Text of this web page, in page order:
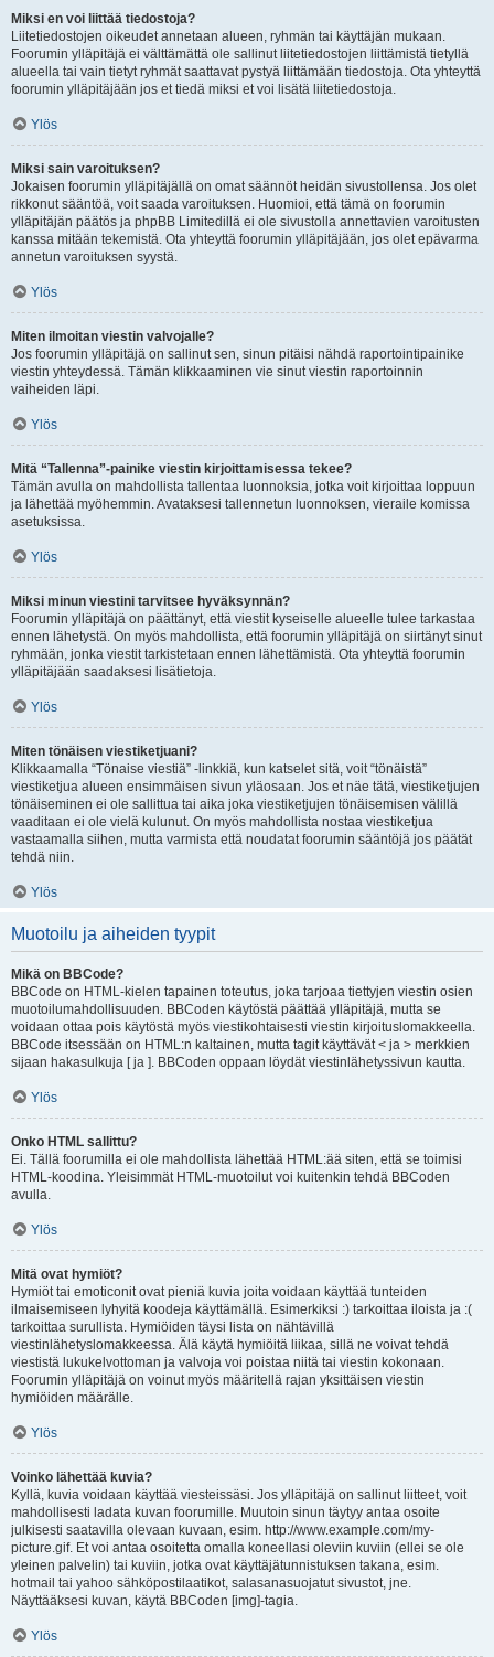
Miksi en voi liittää tiedostoja?
Liitetiedostojen oikeudet annetaan alueen, ryhmän tai käyttäjän mukaan.
Foorumin ylläpitäjä ei välttämättä ole sallinut liitetiedostojen liittämistä tietyllä
alueella tai vain tietyt ryhmät saattavat pystyä liittämään tiedostoja. Ota yhteyttä
foorumin ylläpitäjään jos et tiedä miksi et voi lisätä liitetiedostoja.
Ylös
Miksi sain varoituksen?
Jokaisen foorumin ylläpitäjällä on omat säännöt heidän sivustollensa. Jos olet
rikkonut sääntöä, voit saada varoituksen. Huomioi, että tämä on foorumin
ylläpitäjän päätös ja phpBB Limitedillä ei ole sivustolla annettavien varoitusten
kanssa mitään tekemistä. Ota yhteyttä foorumin ylläpitäjään, jos olet epävarma
annetun varoituksen syystä.
Ylös
Miten ilmoitan viestin valvojalle?
Jos foorumin ylläpitäjä on sallinut sen, sinun pitäisi nähdä raportointipainike
viestin yhteydessä. Tämän klikkaaminen vie sinut viestin raportoinnin
vaiheiden läpi.
Ylös
Mitä “Tallenna”-painike viestin kirjoittamisessa tekee?
Tämän avulla on mahdollista tallentaa luonnoksia, jotka voit kirjoittaa loppuun
ja lähettää myöhemmin. Avataksesi tallennetun luonnoksen, vieraile komissa
asetuksissa.
Ylös
Miksi minun viestini tarvitsee hyväksynnän?
Foorumin ylläpitäjä on päättänyt, että viestit kyseiselle alueelle tulee tarkastaa
ennen lähetystä. On myös mahdollista, että foorumin ylläpitäjä on siirtänyt sinut
ryhmään, jonka viestit tarkistetaan ennen lähettämistä. Ota yhteyttä foorumin
ylläpitäjään saadaksesi lisätietoja.
Ylös
Miten tönäisen viestiketjuani?
Klikkaamalla “Tönaise viestiä” -linkkiä, kun katselet sitä, voit “tönäistä”
viestiketjua alueen ensimmäisen sivun yläosaan. Jos et näe tätä, viestiketjujen
tönäiseminen ei ole sallittua tai aika joka viestiketjujen tönäisemisen välillä
vaaditaan ei ole vielä kulunut. On myös mahdollista nostaa viestiketjua
vastaamalla siihen, mutta varmista että noudatat foorumin sääntöjä jos päätät
tehdä niin.
Ylös
Muotoilu ja aiheiden tyypit
Mikä on BBCode?
BBCode on HTML-kielen tapainen toteutus, joka tarjoaa tiettyjen viestin osien
muotoilumahdollisuuden. BBCoden käytöstä päättää ylläpitäjä, mutta se
voidaan ottaa pois käytöstä myös viestikohtaisesti viestin kirjoituslomakkeella.
BBCode itsessään on HTML:n kaltainen, mutta tagit käyttävät < ja > merkkien
sijaan hakasulkuja [ ja ]. BBCoden oppaan löydät viestinlähetyssivun kautta.
Ylös
Onko HTML sallittu?
Ei. Tällä foorumilla ei ole mahdollista lähettää HTML:ää siten, että se toimisi
HTML-koodina. Yleisimmät HTML-muotoilut voi kuitenkin tehdä BBCoden
avulla.
Ylös
Mitä ovat hymiöt?
Hymiöt tai emoticonit ovat pieniä kuvia joita voidaan käyttää tunteiden
ilmaisemiseen lyhyitä koodeja käyttämällä. Esimerkiksi :) tarkoittaa iloista ja :(
tarkoittaa surullista. Hymiöiden täysi lista on nähtävillä
viestinlähetyslomakkeessa. Älä käytä hymiöitä liikaa, sillä ne voivat tehdä
viestistä lukukelvottoman ja valvoja voi poistaa niitä tai viestin kokonaan.
Foorumin ylläpitäjä on voinut myös määritellä rajan yksittäisen viestin
hymiöiden määrälle.
Ylös
Voinko lähettää kuvia?
Kyllä, kuvia voidaan käyttää viesteissäsi. Jos ylläpitäjä on sallinut liitteet, voit
mahdollisesti ladata kuvan foorumille. Muutoin sinun täytyy antaa osoite
julkisesti saatavilla olevaan kuvaan, esim. http://www.example.com/my-
picture.gif. Et voi antaa osoitetta omalla koneellasi oleviin kuviin (ellei se ole
yleinen palvelin) tai kuviin, jotka ovat käyttäjätunnistuksen takana, esim.
hotmail tai yahoo sähköpostilaatikot, salasanasuojatut sivustot, jne.
Näyttääksesi kuvan, käytä BBCoden [img]-tagia.
Ylös